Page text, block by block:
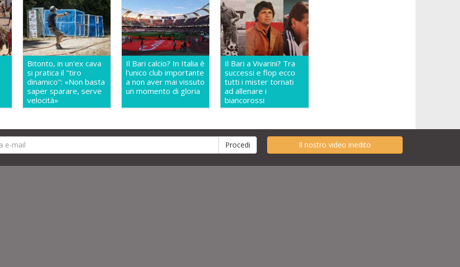
Bitonto, in un'ex cava
si pratica il "tiro
dinamico": «Non basta
saper sparare, serve
velocità»
Il Bari calcio? In Italia è
l'unico club importante
a non aver mai vissuto
un momento di gloria
Il Bari a Vivarini? Tra
successi e flop ecco
tutti i mister tornati
ad allenare i
biancorossi
Il nostro video inedito